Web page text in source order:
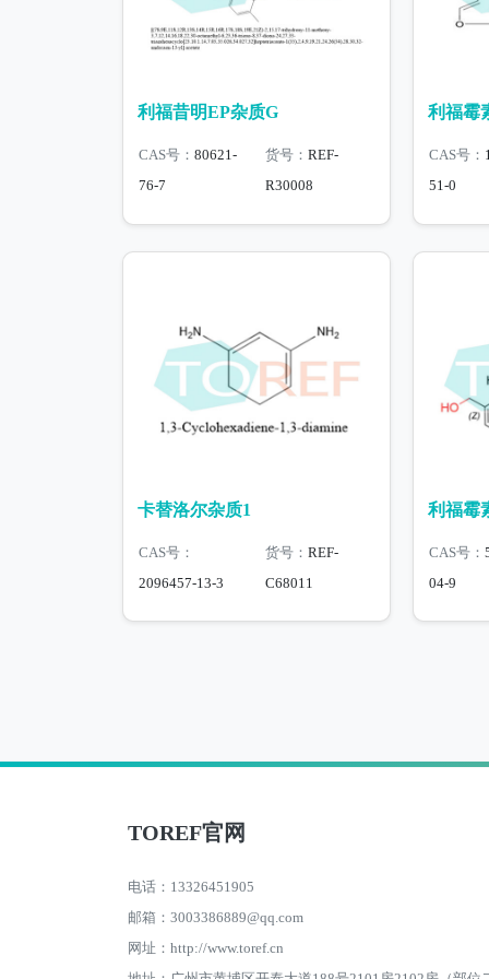
利福昔明EP杂质G
CAS号： 80621-
76-7
货号： REF-
R30008
利福霉
CAS号：
51-0
卡替洛尔杂质1
CAS号：
2096457-13-3
货号： REF-
C68011
利福霉
CAS号：
04-9
TOREF官网
电话：13326451905
邮箱：3003386889@qq.com
网址：http://www.toref.cn